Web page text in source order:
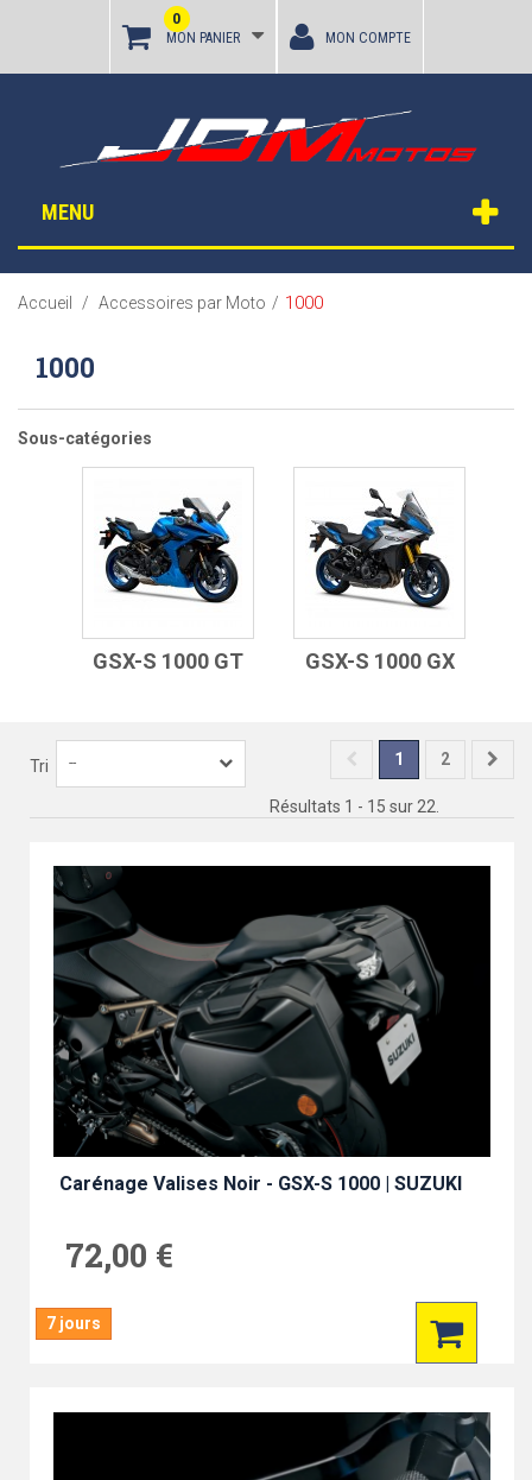
MON PANIER
0
MON COMPTE
MENU
Accueil / Accessoires par Moto / 1000
1000
Sous-catégories
GSX-S 1000 GT GSX-S 1000 GX
Tri -- 1 2
Résultats 1 - 15 sur 22.
Carénage Valises Noir - GSX-S 1000 | SUZUKI
72,00 €
7 jours